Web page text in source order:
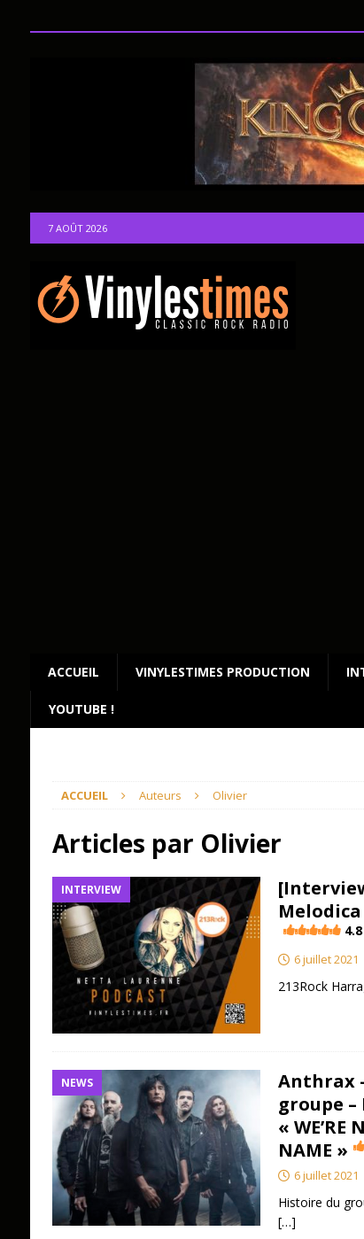
7 AOÛT 2026
ACCUEIL VINYLESTIMES PRODUCTION
YOUTUBE !
ACCUEIL Auteurs Olivier
Articles par Olivier
INTERVIEW
6 juillet 2021
213Rock
NEWS
Anthrax
groupe –
« WE’RE
NAME »
6 juillet 2021
Histoire du
[…]